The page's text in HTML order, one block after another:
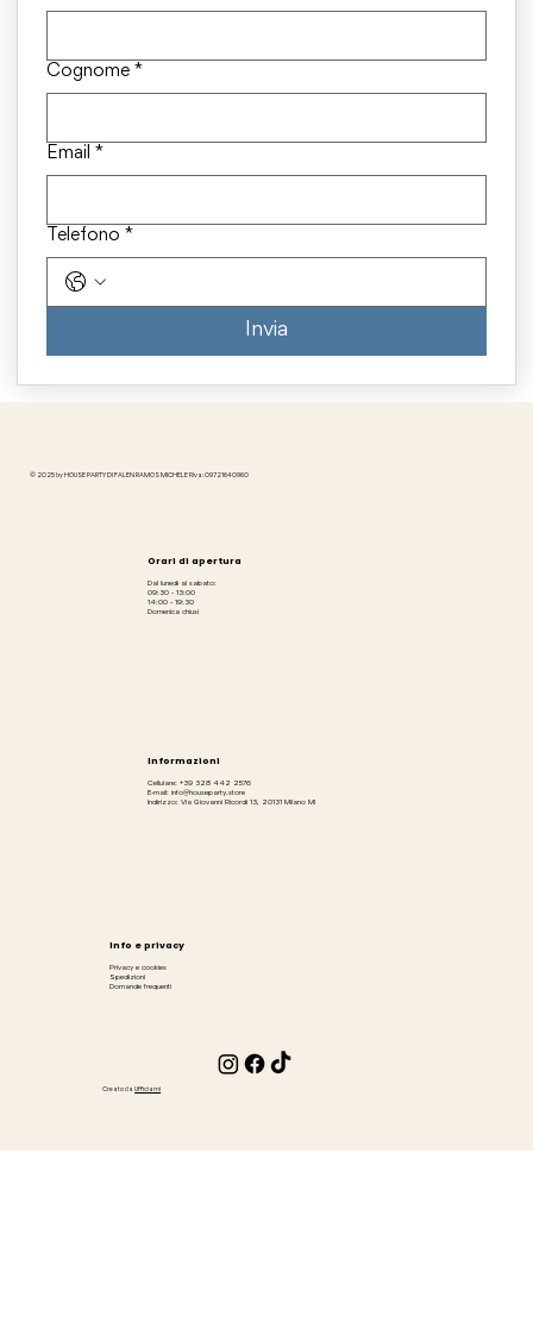
Cognome *
Email *
Telefono *
Invia
© 2025 by HOUSE PARTY DI FALEN RAMOS MICHELE P.iva: 09721640960
Orari di apertura
Dal lunedì al sabato:
09:30 - 13:00
14:00 - 19:30
Domenica chiusi
Informazioni
Cellulare: +39 328 442 2576
E-mail: info@houseparty.store
Indirizzo: Via Giovanni Ricordi 13, 20131 Milano MI
Info e privacy
Privacy e cookies
Spedizioni
Domande frequenti
Creato da Ufficiami